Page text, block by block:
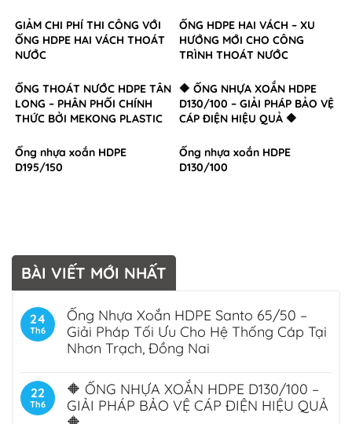
GIẢM CHI PHÍ THI CÔNG VỚI
ỐNG HDPE HAI VÁCH THOÁT
NƯỚC
ỐNG HDPE HAI VÁCH – XU
HƯỚNG MỚI CHO CÔNG
TRÌNH THOÁT NƯỚC
ỐNG THOÁT NƯỚC HDPE TÂN
LONG – PHÂN PHỐI CHÍNH
THỨC BỞI MEKONG PLASTIC
🔶 ỐNG NHỰA XOẮN HDPE
D130/100 – GIẢI PHÁP BẢO VỆ
CÁP ĐIỆN HIỆU QUẢ 🔶
Ống nhựa xoắn HDPE
D195/150
Ống nhựa xoắn HDPE
D130/100
BÀI VIẾT MỚI NHẤT
24
Th6
Ống Nhựa Xoắn HDPE Santo 65/50 –
Giải Pháp Tối Ưu Cho Hệ Thống Cáp Tại
Nhơn Trạch, Đồng Nai
22
Th6
🔶 ỐNG NHỰA XOẮN HDPE D130/100 –
GIẢI PHÁP BẢO VỆ CÁP ĐIỆN HIỆU QUẢ